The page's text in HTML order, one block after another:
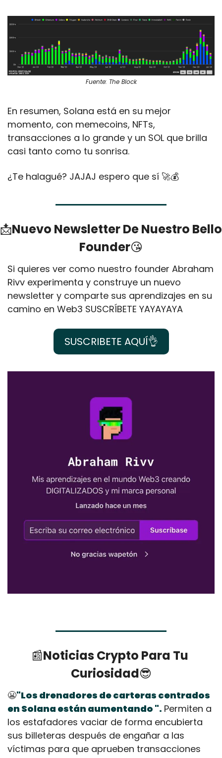
Fuente: The Block
En resumen, Solana está en su mejor
momento, con memecoins, NFTs,
transacciones a lo grande y un SOL que brilla
casi tanto como tu sonrisa.
¿Te halagué? JAJAJ espero que sí 🚀💰
📩Nuevo Newsletter De Nuestro Bello
Founder😘
Si quieres ver como nuestro founder Abraham
Rivv experimenta y construye un nuevo
newsletter y comparte sus aprendizajes en su
camino en Web3 SUSCRÍBETE YAYAYAYA
SUSCRIBETE AQUÍ👌
📰Noticias Crypto Para Tu
Curiosidad😎
😬"Los drenadores de carteras centrados
en Solana están aumentando ". Permiten a
los estafadores vaciar de forma encubierta
sus billeteras después de engañar a las
víctimas para que aprueben transacciones